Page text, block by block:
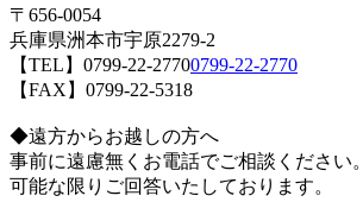
〒656-0054
兵庫県洲本市宇原2279-2
【TEL】 0799-22-27700799-22-2770
【FAX】0799-22-5318
◆遠方からお越しの方へ
事前に遠慮無くお電話でご相談ください。
可能な限りご回答いたしております。